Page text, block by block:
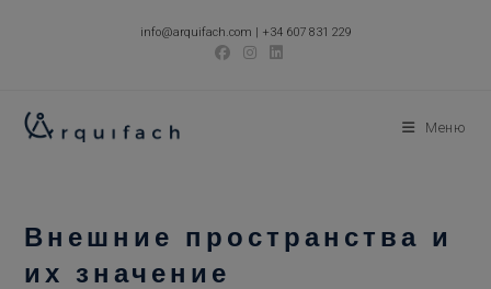
info@arquifach.com | +34 607 831 229
Меню
Внешние пространства и
их значение